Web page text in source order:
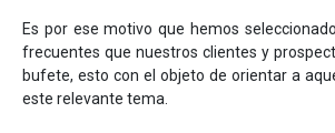
Es por ese motivo que hemos
frecuentes que nuestros clientes y
bufete, esto con el objeto de orientar a
este relevante tema.